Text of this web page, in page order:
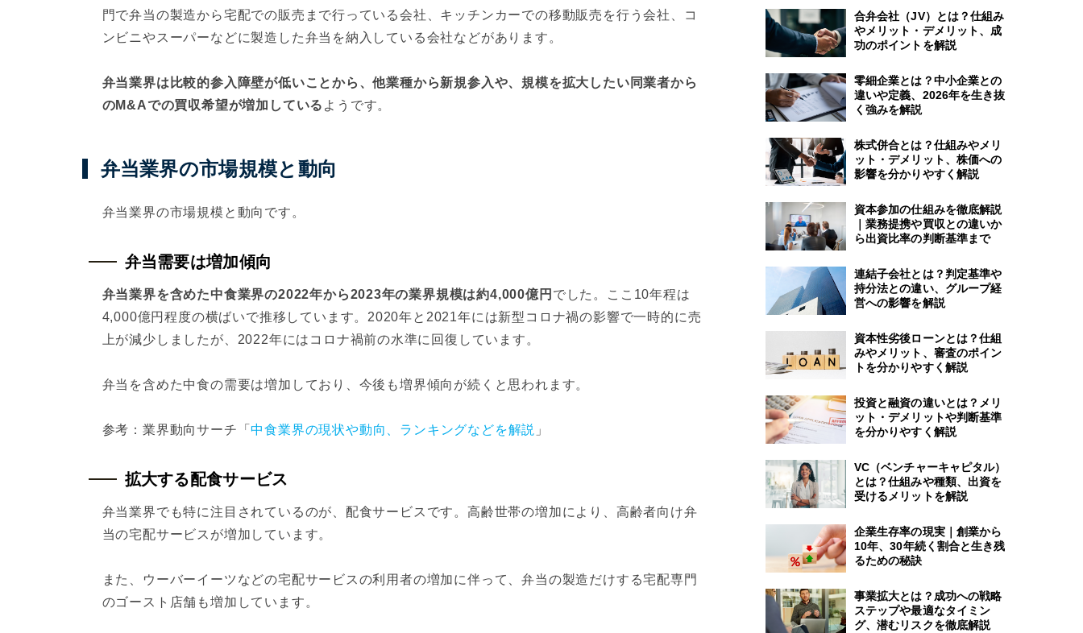
門で弁当の製造から宅配での販売まで行っている会社、キッチンカーでの移動販売を行う会社、コ
ンビニやスーパーなどに製造した弁当を納入している会社などがあります。
弁当業界は比較的参入障壁が低いことから、他業種から新規参入や、規模を拡大したい同業者から
のM&Aでの買収希望が増加している ようです。
弁当業界の市場規模と動向
弁当業界の市場規模と動向です。
弁当需要は増加傾向
弁当業界を含めた中食業界の2022年から2023年の業界規模は約4,000億円 でした。ここ10年程は
4,000億円程度の横ばいで推移しています。2020年と2021年には新型コロナ禍の影響で一時的に売
上が減少しましたが、2022年にはコロナ禍前の水準に回復しています。
弁当を含めた中食の需要は増加しており、今後も増界傾向が続くと思われます。
参考：業界動向サーチ「中食業界の現状や動向、ランキングなどを解説 」
拡大する配食サービス
弁当業界でも特に注目されているのが、配食サービスです。高齢世帯の増加により、高齢者向け弁
当の宅配サービスが増加しています。
また、ウーバーイーツなどの宅配サービスの利用者の増加に伴って、弁当の製造だけする宅配専門
のゴースト店舗も増加しています。
合弁会社（JV）とは？仕組み
やメリット・デメリット、成
功のポイントを解説
零細企業とは？中小企業との
違いや定義、2026年を生き抜
く強みを解説
株式併合とは？仕組みやメリ
ット・デメリット、株価への
影響を分かりやすく解説
資本参加の仕組みを徹底解説
｜業務提携や買収との違いか
ら出資比率の判断基準まで
連結子会社とは？判定基準や
持分法との違い、グループ経
営への影響を解説
資本性劣後ローンとは？仕組
みやメリット、審査のポイン
トを分かりやすく解説
投資と融資の違いとは？メリ
ット・デメリットや判断基準
を分かりやすく解説
VC（ベンチャーキャピタル）
とは？仕組みや種類、出資を
受けるメリットを解説
企業生存率の現実｜創業から
10年、30年続く割合と生き残
るための秘訣
事業拡大とは？成功への戦略
ステップや最適なタイミン
グ、潜むリスクを徹底解説